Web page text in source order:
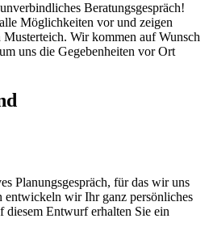
Beratungsgespräch!
Möglichkeiten vor und zeigen
Wir kommen auf Wunsch
uns die Gegebenheiten vor Ort
Planungsgespräch, für das wir uns
entwickeln wir Ihr ganz persönliches
diesem Entwurf erhalten Sie ein